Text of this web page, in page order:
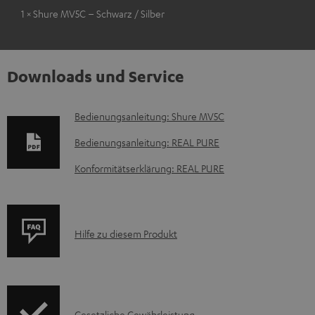
1 × Shure MV5C – Schwarz / Silber
Downloads und Service
D
o
n
z
Bedienungsanleitung: Shure MV5C
Bedienungsanleitung: REAL PURE
Konformitätserklärung: REAL PURE
P
Hilfe zu diesem Produkt